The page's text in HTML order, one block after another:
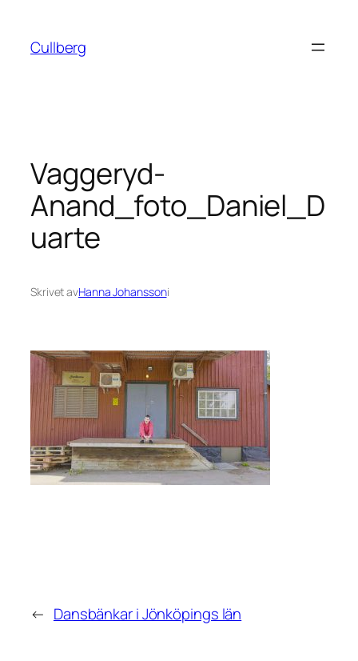
innehåll
Cullberg
Vaggeryd-
Anand_foto_Daniel_D
uarte
Skrivet avHanna Johanssoni
← Dansbänkar i Jönköpings län